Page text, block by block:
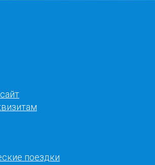
поездки